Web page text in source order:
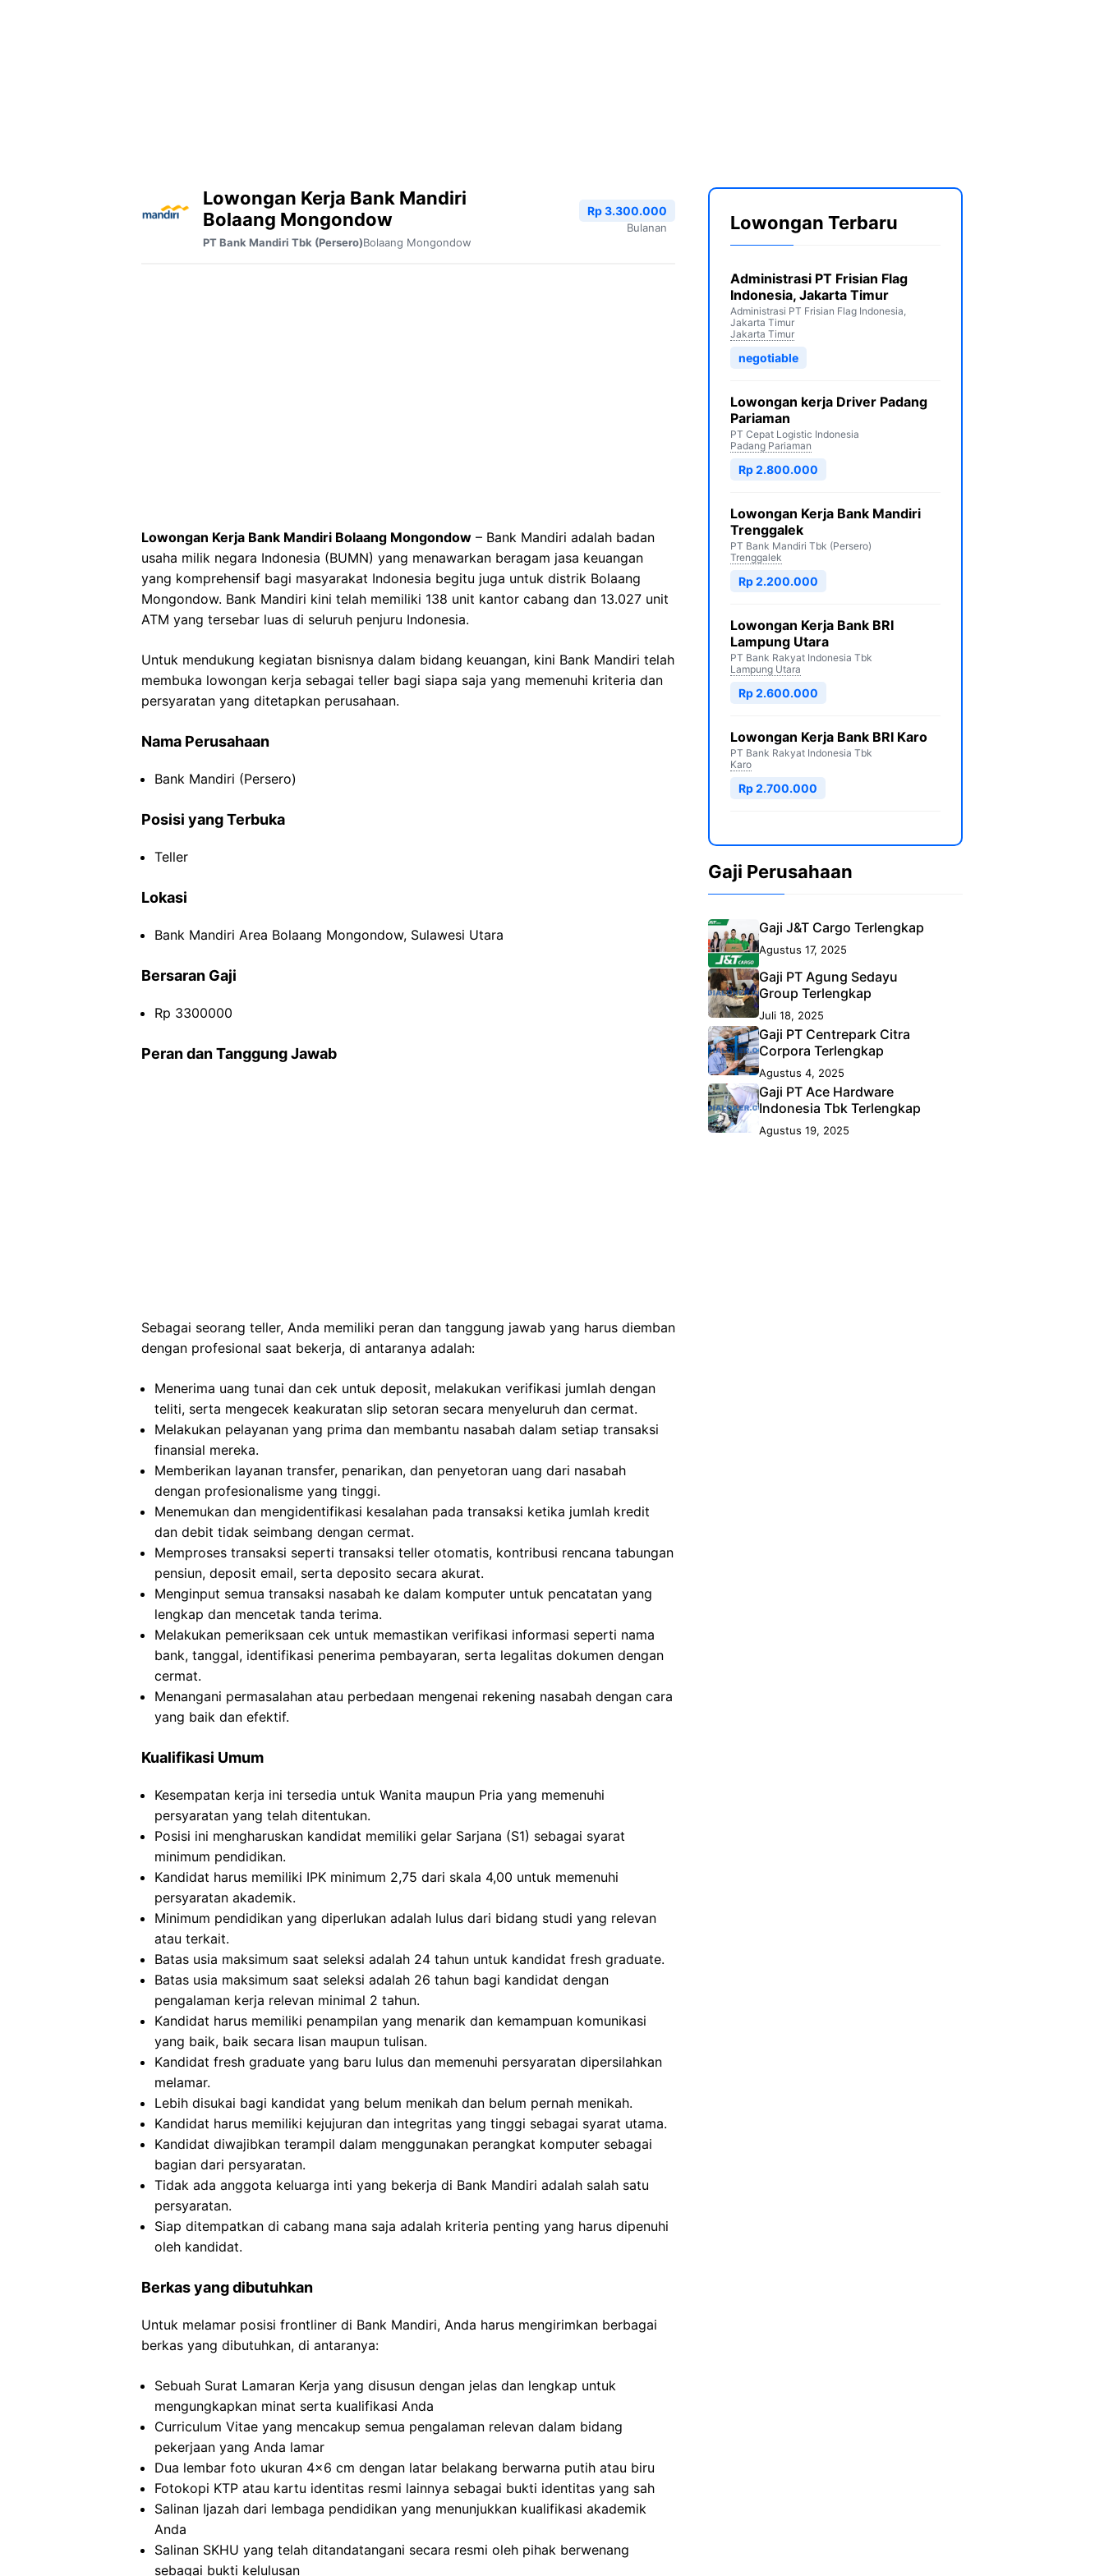
Lowongan Kerja Bank Mandiri
Bolaang Mongondow
PT Bank Mandiri Tbk (Persero)Bolaang Mongondow
Rp 3.300.000
Bulanan
Lowongan Kerja Bank Mandiri Bolaang Mongondow – Bank Mandiri adalah badan
usaha milik negara Indonesia (BUMN) yang menawarkan beragam jasa keuangan
yang komprehensif bagi masyarakat Indonesia begitu juga untuk distrik Bolaang
Mongondow. Bank Mandiri kini telah memiliki 138 unit kantor cabang dan 13.027 unit
ATM yang tersebar luas di seluruh penjuru Indonesia.
Untuk mendukung kegiatan bisnisnya dalam bidang keuangan, kini Bank Mandiri telah
membuka lowongan kerja sebagai teller bagi siapa saja yang memenuhi kriteria dan
persyaratan yang ditetapkan perusahaan.
Nama Perusahaan
Bank Mandiri (Persero)
Posisi yang Terbuka
Teller
Lokasi
Bank Mandiri Area Bolaang Mongondow, Sulawesi Utara
Bersaran Gaji
Rp 3300000
Peran dan Tanggung Jawab
Sebagai seorang teller, Anda memiliki peran dan tanggung jawab yang harus diemban
dengan profesional saat bekerja, di antaranya adalah:
Menerima uang tunai dan cek untuk deposit, melakukan verifikasi jumlah dengan
teliti, serta mengecek keakuratan slip setoran secara menyeluruh dan cermat.
Melakukan pelayanan yang prima dan membantu nasabah dalam setiap transaksi
finansial mereka.
Memberikan layanan transfer, penarikan, dan penyetoran uang dari nasabah
dengan profesionalisme yang tinggi.
Menemukan dan mengidentifikasi kesalahan pada transaksi ketika jumlah kredit
dan debit tidak seimbang dengan cermat.
Memproses transaksi seperti transaksi teller otomatis, kontribusi rencana tabungan
pensiun, deposit email, serta deposito secara akurat.
Menginput semua transaksi nasabah ke dalam komputer untuk pencatatan yang
lengkap dan mencetak tanda terima.
Melakukan pemeriksaan cek untuk memastikan verifikasi informasi seperti nama
bank, tanggal, identifikasi penerima pembayaran, serta legalitas dokumen dengan
cermat.
Menangani permasalahan atau perbedaan mengenai rekening nasabah dengan cara
yang baik dan efektif.
Kualifikasi Umum
Kesempatan kerja ini tersedia untuk Wanita maupun Pria yang memenuhi
persyaratan yang telah ditentukan.
Posisi ini mengharuskan kandidat memiliki gelar Sarjana (S1) sebagai syarat
minimum pendidikan.
Kandidat harus memiliki IPK minimum 2,75 dari skala 4,00 untuk memenuhi
persyaratan akademik.
Minimum pendidikan yang diperlukan adalah lulus dari bidang studi yang relevan
atau terkait.
Batas usia maksimum saat seleksi adalah 24 tahun untuk kandidat fresh graduate.
Batas usia maksimum saat seleksi adalah 26 tahun bagi kandidat dengan
pengalaman kerja relevan minimal 2 tahun.
Kandidat harus memiliki penampilan yang menarik dan kemampuan komunikasi
yang baik, baik secara lisan maupun tulisan.
Kandidat fresh graduate yang baru lulus dan memenuhi persyaratan dipersilahkan
melamar.
Lebih disukai bagi kandidat yang belum menikah dan belum pernah menikah.
Kandidat harus memiliki kejujuran dan integritas yang tinggi sebagai syarat utama.
Kandidat diwajibkan terampil dalam menggunakan perangkat komputer sebagai
bagian dari persyaratan.
Tidak ada anggota keluarga inti yang bekerja di Bank Mandiri adalah salah satu
persyaratan.
Siap ditempatkan di cabang mana saja adalah kriteria penting yang harus dipenuhi
oleh kandidat.
Berkas yang dibutuhkan
Untuk melamar posisi frontliner di Bank Mandiri, Anda harus mengirimkan berbagai
berkas yang dibutuhkan, di antaranya:
Sebuah Surat Lamaran Kerja yang disusun dengan jelas dan lengkap untuk
mengungkapkan minat serta kualifikasi Anda
Curriculum Vitae yang mencakup semua pengalaman relevan dalam bidang
pekerjaan yang Anda lamar
Dua lembar foto ukuran 4×6 cm dengan latar belakang berwarna putih atau biru
Fotokopi KTP atau kartu identitas resmi lainnya sebagai bukti identitas yang sah
Salinan Ijazah dari lembaga pendidikan yang menunjukkan kualifikasi akademik
Anda
Salinan SKHU yang telah ditandatangani secara resmi oleh pihak berwenang
sebagai bukti kelulusan
Lowongan Terbaru
Administrasi PT Frisian Flag
Indonesia, Jakarta Timur
Administrasi PT Frisian Flag Indonesia,
Jakarta Timur
Jakarta Timur
negotiable
Lowongan kerja Driver Padang
Pariaman
PT Cepat Logistic Indonesia
Padang Pariaman
Rp 2.800.000
Lowongan Kerja Bank Mandiri
Trenggalek
PT Bank Mandiri Tbk (Persero)
Trenggalek
Rp 2.200.000
Lowongan Kerja Bank BRI
Lampung Utara
PT Bank Rakyat Indonesia Tbk
Lampung Utara
Rp 2.600.000
Lowongan Kerja Bank BRI Karo
PT Bank Rakyat Indonesia Tbk
Karo
Rp 2.700.000
Gaji Perusahaan
Gaji J&T Cargo Terlengkap
Agustus 17, 2025
Gaji PT Agung Sedayu
Group Terlengkap
Juli 18, 2025
Gaji PT Centrepark Citra
Corpora Terlengkap
Agustus 4, 2025
Gaji PT Ace Hardware
Indonesia Tbk Terlengkap
Agustus 19, 2025